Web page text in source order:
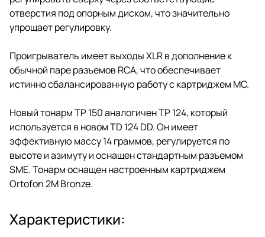
отверстия под опорным диском, что значительно
упрощает регулировку.
Проигрыватель имеет выходы XLR в дополнение к
обычной паре разъемов RCA, что обеспечивает
истинно сбалансированную работу с картриджем MC.
Новый тонарм TP 150 аналогичен TP 124, который
используется в новом TD 124 DD. Он имеет
эффективную массу 14 граммов, регулируется по
высоте и азимуту и оснащен стандартным разъемом
SME. Тонарм оснащен настроенным картриджем
Ortofon 2M Bronze.
Характеристики: